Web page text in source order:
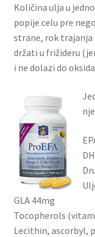
Količina ulja u
popije celu pre
strane, rok trajanja
držati u frižideru
i ne dolazi do
GLA 44mg
Tocopherols
Lecithin, ascorbyl,